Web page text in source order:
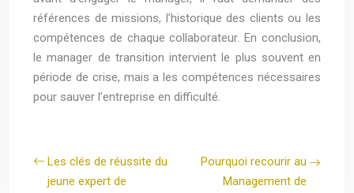
références de missions, l’historique des clients ou les
compétences de chaque collaborateur. En conclusion,
le manager de transition intervient le plus souvent en
période de crise, mais a les compétences nécessaires
pour sauver l’entreprise en difficulté.
Les clés de réussite du
jeune expert de
Pourquoi recourir au
Management de